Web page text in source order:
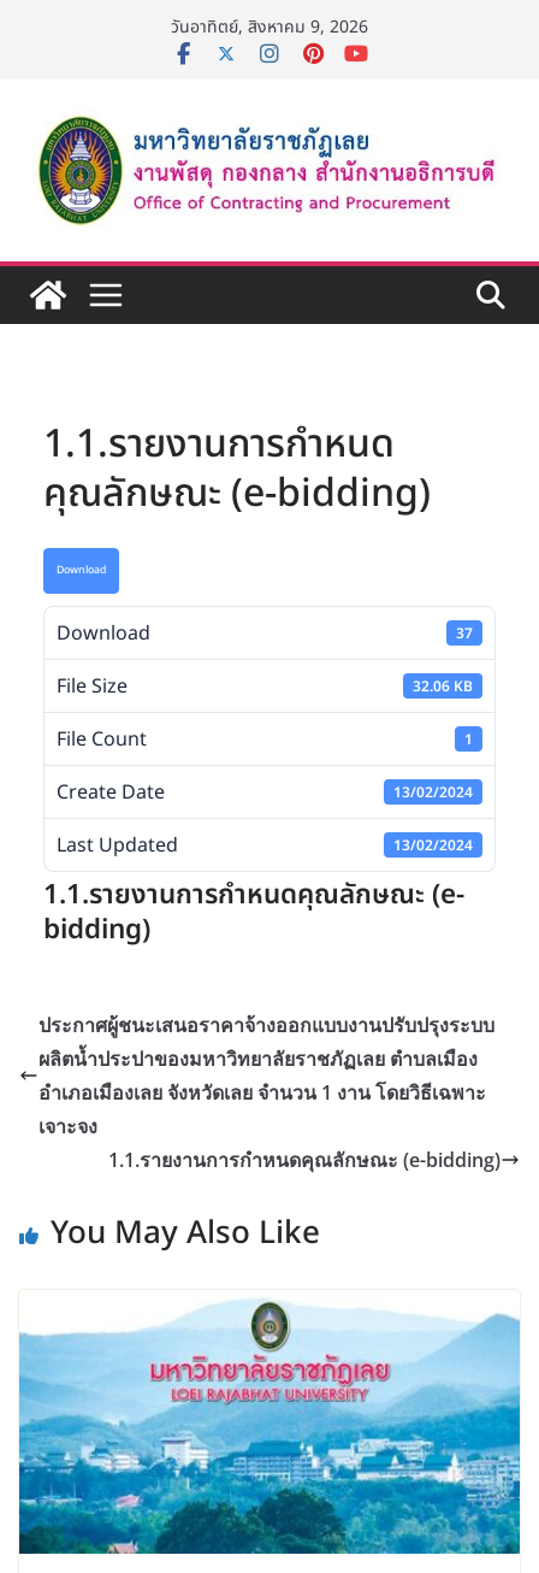
วันอาทิตย์, สิงหาคม 9, 2026
1.1.รายงานการกำหนด
คุณลักษณะ (e-bidding)
Download
Download 37
File Size 32.06 KB
File Count 1
Create Date 13/02/2024
Last Updated 13/02/2024
1.1.รายงานการกำหนดคุณลักษณะ (e-
bidding)
ประกาศผู้ชนะเสนอราคาจ้างออกแบบงานปรับปรุงระบบ
ผลิตน้ำประปาของมหาวิทยาลัยราชภัฏเลย ตำบลเมือง
อำเภอเมืองเลย จังหวัดเลย จำนวน 1 งาน โดยวิธีเฉพาะ
เจาะจง
1.1.รายงานการกำหนดคุณลักษณะ (e-bidding)
You May Also Like